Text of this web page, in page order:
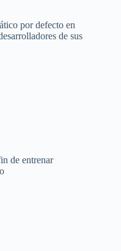
por defecto en
de sus
de entrenar